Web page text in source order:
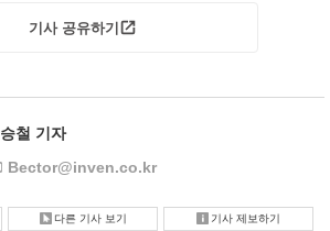
기사 공유하기
철 기자
Bector@inven.co.kr
다른 기사 보기 기사 제보하기